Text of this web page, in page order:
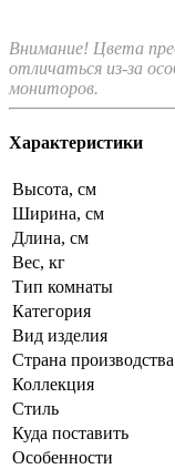
Внимание! Цвета
отличаться из-за
мониторов.
Характеристики
Высота, см
Ширина, см
Длина, см
Вес, кг
Тип комнаты
Категория
Вид изделия
Страна производства
Коллекция
Стиль
Куда поставить
Особенности